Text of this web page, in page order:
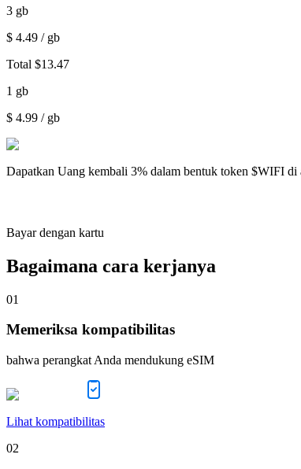
3 gb
$ 4.49 / gb
Total $13.47
1 gb
$ 4.99 / gb
Dapatkan Uang kembali 3% dalam bentuk token $WIFI di
Bayar dengan kartu
Bagaimana cara kerjanya
01
Memeriksa kompatibilitas
bahwa perangkat Anda mendukung eSIM
Lihat kompatibilitas
02